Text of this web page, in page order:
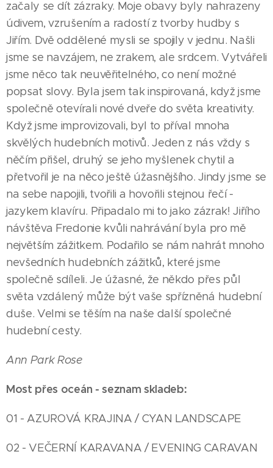
začaly se dít zázraky. Moje obavy byly nahrazeny
údivem, vzrušením a radostí z tvorby hudby s
Jiřím. Dvě oddělené mysli se spojily v jednu. Našli
jsme se navzájem, ne zrakem, ale srdcem. Vytvářeli
jsme něco tak neuvěřitelného, co není možné
popsat slovy. Byla jsem tak inspirovaná, když jsme
společně otevírali nové dveře do světa kreativity.
Když jsme improvizovali, byl to příval mnoha
skvělých hudebních motivů. Jeden z nás vždy s
něčím přišel, druhý se jeho myšlenek chytil a
přetvořil je na něco ještě úžasnějšího. Jindy jsme se
na sebe napojili, tvořili a hovořili stejnou řečí -
jazykem klavíru. Připadalo mi to jako zázrak! Jiřího
návštěva Fredonie kvůli nahrávání byla pro mě
největším zážitkem. Podařilo se nám nahrát mnoho
nevšedních hudebních zážitků, které jsme
společně sdíleli. Je úžasné, že někdo přes půl
světa vzdálený může být vaše spřízněná hudební
duše. Velmi se těším na naše další společné
hudební cesty.
Ann Park Rose
Most přes oceán - seznam skladeb:
01 - AZUROVÁ KRAJINA / CYAN LANDSCAPE
02 - VEČERNÍ KARAVANA / EVENING CARAVAN